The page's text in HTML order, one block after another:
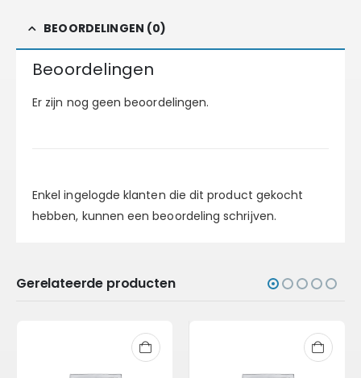
BEOORDELINGEN (0)
Beoordelingen
Er zijn nog geen beoordelingen.
Enkel ingelogde klanten die dit product gekocht
hebben, kunnen een beoordeling schrijven.
Gerelateerde producten